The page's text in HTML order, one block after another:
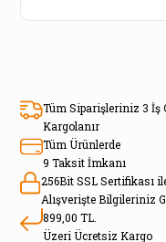
Tüm Siparişleriniz 3 İş
Kargolanır
Tüm Ürünlerde
9 Taksit İmkanı
256Bit SSL Sertifikası
Alışverişte Bilgileriniz
899,00 TL.
Üzeri Ücretsiz Kargo